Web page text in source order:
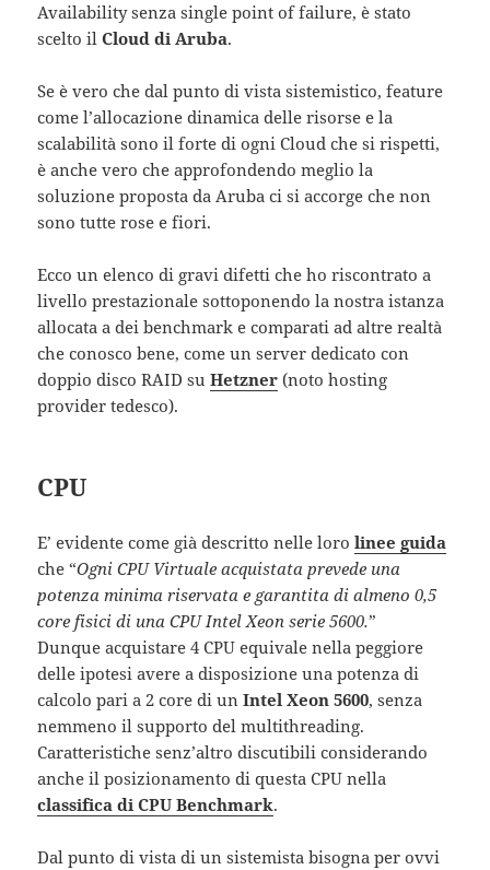
Availability senza single point of failure, è stato
scelto ilCloud di Aruba.
Se è vero che dal punto di vista sistemistico, feature
come l’allocazione dinamica delle risorse e la
scalabilità sono il forte di ogni Cloud che si rispetti,
è anche vero che approfondendo meglio la
soluzione proposta da Aruba ci si accorge che non
sono tutte rose e fiori.
Ecco un elenco di gravi difetti che ho riscontrato a
livello prestazionale sottoponendo la nostra istanza
allocata a dei benchmark e comparati ad altre realtà
che conosco bene, come un server dedicato con
doppio disco RAID suHetzner (noto hosting
provider tedesco).
CPU
E’ evidente come già descritto nelle lorolinee guida
che “Ogni CPU Virtuale acquistata prevede una
potenza minima riservata e garantita di almeno 0,5
core fisici di una CPU Intel Xeon serie 5600.”
Dunque acquistare 4 CPU equivale nella peggiore
delle ipotesi avere a disposizione una potenza di
calcolo pari a 2 core di unIntel Xeon 5600, senza
nemmeno il supporto del multithreading.
Caratteristiche senz’altro discutibili considerando
anche il posizionamento di questa CPU nella
classifica di CPU Benchmark.
Dal punto di vista di un sistemista bisogna per ovvi